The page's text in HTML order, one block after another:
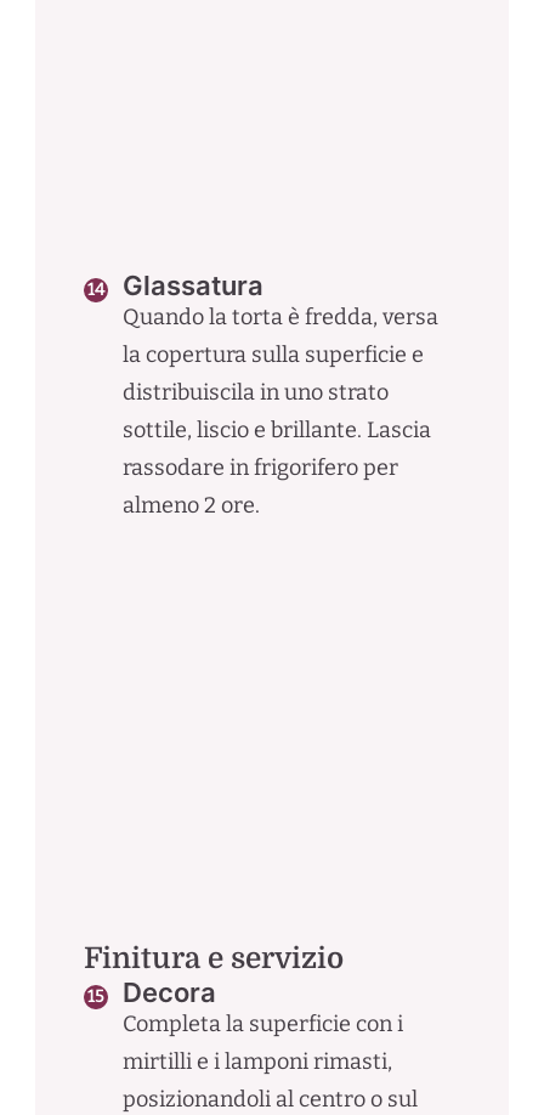
Glassatura
Quando la torta è fredda, versa
la copertura sulla superficie e
distribuiscila in uno strato
sottile, liscio e brillante. Lascia
rassodare in frigorifero per
almeno 2 ore.
Finitura e servizio
Decora
Completa la superficie con i
mirtilli e i lamponi rimasti,
posizionandoli al centro o sul